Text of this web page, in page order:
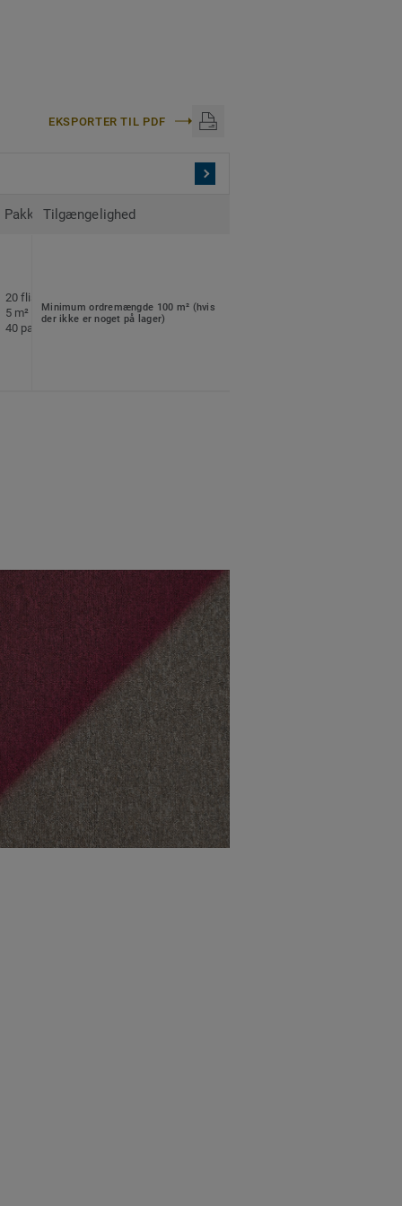
EKSPORTER TIL PDF
Pakkeinformation
Tilgængelighed
20 fliser pr. pakke
5 m² pr. pakke
40 pakker pr. palle
Minimum ordremængde 100 m² (hvis
der ikke er noget på lager)